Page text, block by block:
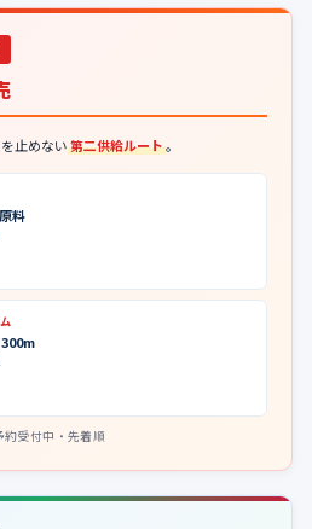
止めない第二供給ルート。
料
約受付中・先着順